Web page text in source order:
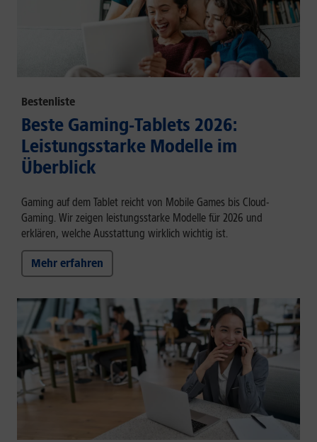
Bestenliste
Beste Gaming-Tablets 2026:
Leistungsstarke Modelle im
Überblick
Gaming auf dem Tablet reicht von Mobile Games bis Cloud-
Gaming. Wir zeigen leistungsstarke Modelle für 2026 und
erklären, welche Ausstattung wirklich wichtig ist.
Mehr erfahren